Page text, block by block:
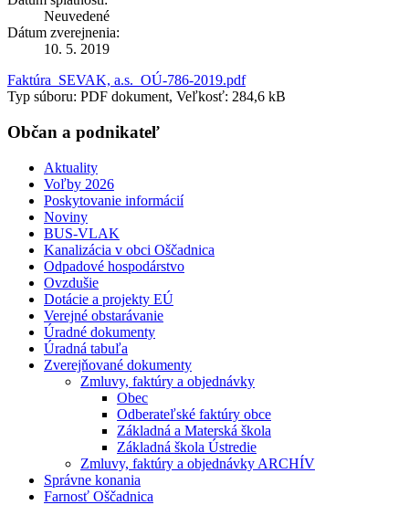
Neuvedené
Dátum zverejnenia:
10. 5. 2019
Faktúra_SEVAK, a.s._OÚ-786-2019.pdf
Typ súboru: PDF dokument, Veľkosť: 284,6 kB
Občan a podnikateľ
Aktuality
Voľby 2026
Poskytovanie informácií
Noviny
BUS-VLAK
Kanalizácia v obci Oščadnica
Odpadové hospodárstvo
Ovzdušie
Dotácie a projekty EÚ
Verejné obstarávanie
Úradné dokumenty
Úradná tabuľa
Zverejňované dokumenty
Zmluvy, faktúry a objednávky
Obec
Odberateľské faktúry obce
Základná a Materská škola
Základná škola Ústredie
Zmluvy, faktúry a objednávky ARCHÍV
Správne konania
Farnosť Oščadnica